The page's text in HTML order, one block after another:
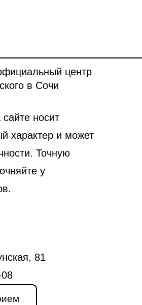
центр
в Сочи
носит
характер и может
Точную
у
81